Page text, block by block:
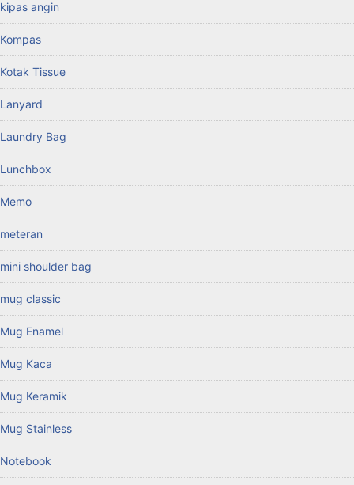
kipas angin
Kompas
Kotak Tissue
Lanyard
Laundry Bag
Lunchbox
Memo
meteran
mini shoulder bag
mug classic
Mug Enamel
Mug Kaca
Mug Keramik
Mug Stainless
Notebook